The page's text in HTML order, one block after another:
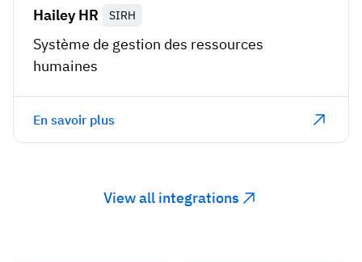
Hailey HR SIRH
Système de gestion des ressources
humaines
En savoir plus
View all integrations